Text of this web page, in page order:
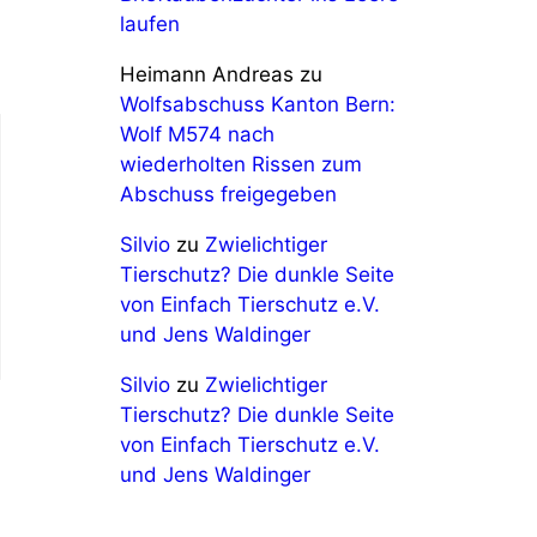
laufen
Heimann Andreas zu
Wolfsabschuss Kanton Bern:
Wolf M574 nach
wiederholten Rissen zum
Abschuss freigegeben
Silvio zu Zwielichtiger
Tierschutz? Die dunkle Seite
von Einfach Tierschutz e.V.
und Jens Waldinger
Silvio zu Zwielichtiger
Tierschutz? Die dunkle Seite
von Einfach Tierschutz e.V.
und Jens Waldinger